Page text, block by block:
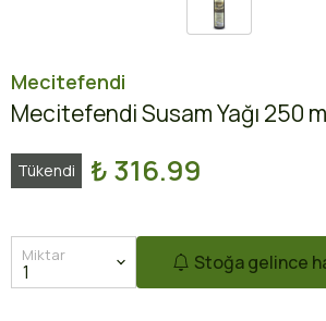
Mecitefendi
Mecitefendi Susam Yağı 250
Tükendi ₺ 316.99
Miktar Stoğa gelince